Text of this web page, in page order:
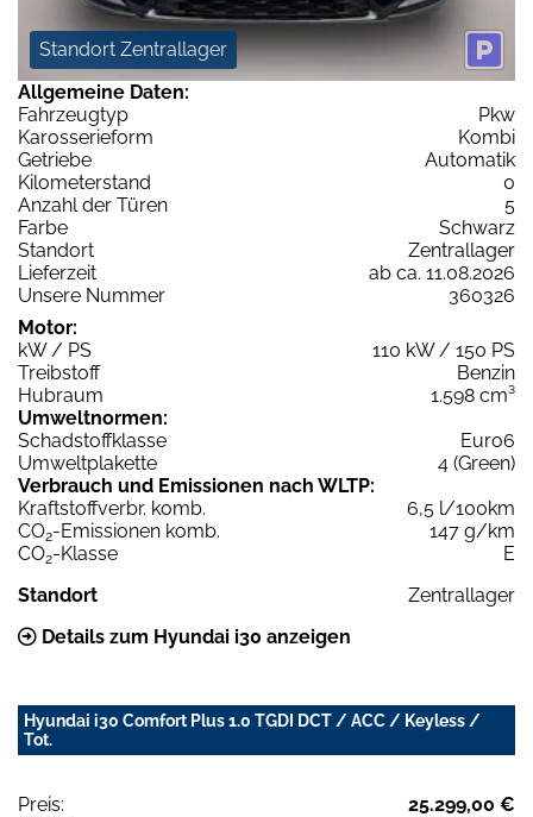
Standort Zentrallager
Allgemeine Daten:
Fahrzeugtyp
Pkw
Karosserieform
Kombi
Getriebe
Automatik
Kilometerstand
0
Anzahl der Türen
5
Farbe
Schwarz
Standort
Zentrallager
Lieferzeit
ab ca. 11.08.2026
Unsere Nummer
360326
Motor:
kW / PS
110 kW / 150 PS
Treibstoff
Benzin
Hubraum
1.598 cm³
Umweltnormen:
Schadstoffklasse
Euro6
Umweltplakette
4 (Green)
Verbrauch und Emissionen nach WLTP:
Kraftstoffverbr. komb.
6,5 l/100km
CO2-Emissionen komb.
147 g/km
CO2-Klasse
E
Standort
Zentrallager
Details zum Hyundai i30 anzeigen
Hyundai i30 Comfort Plus 1.0 TGDI DCT / ACC / Keyless /
Tot.
Preis:
25.299,00 €